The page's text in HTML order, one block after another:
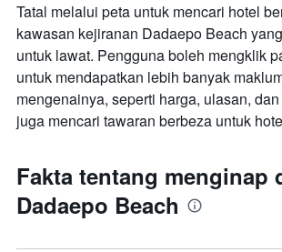
Tatal melalui peta untuk mencari hotel
kawasan kejiranan Dadaepo Beach
untuk lawat. Pengguna boleh mengklik
untuk mendapatkan lebih banyak
mengenainya, seperti harga, ulasan,
juga mencari tawaran berbeza untuk
Fakta tentang menginap
Dadaepo Beach